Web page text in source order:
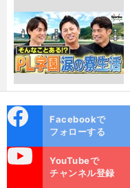
ok
Facebookで
フォローする
YouTubeで
チャンネル登録